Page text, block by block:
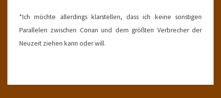
*Ich möchte allerdings klarstellen, dass ich keine sonstigen
Parallelen zwischen Conan und dem größten Verbrecher der
Neuzeit ziehen kann oder will.